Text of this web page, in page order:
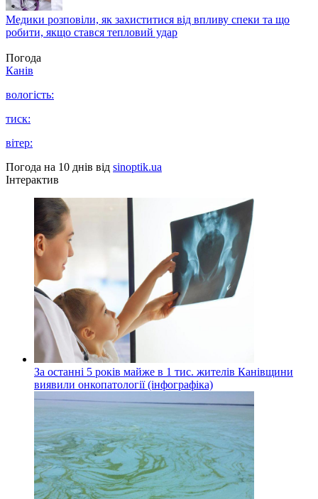
Медики розповіли, як захиститися від впливу спеки та що
робити, якщо стався тепловий удар
Погода
Канів
вологість:
тиск:
вітер:
Погода на 10 днів від sinoptik.ua
Інтерактив
За останні 5 років майже в 1 тис. жителів Канівщини
виявили онкопатології (інфографіка)